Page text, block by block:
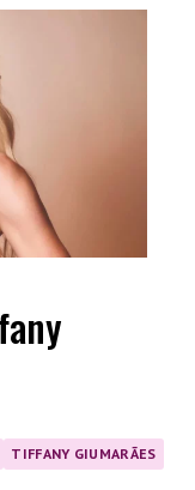
TIFFANY GIUMARÃES